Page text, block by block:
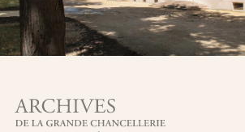
Archives de la